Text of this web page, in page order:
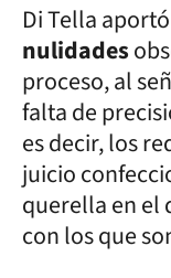
Di Tella
nulidades
proceso, al
falta de
es decir, los
juicio
querella en el
con los que